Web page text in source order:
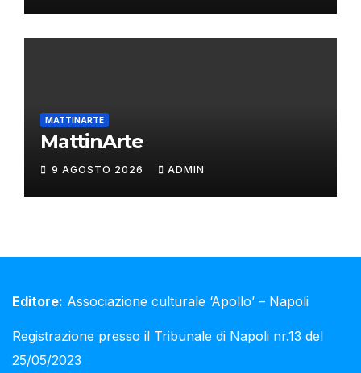
MATTINARTE
MattinArte
9 AGOSTO 2026 ADMIN
Editore: Associazione culturale ‘Apollo’ – Napoli
Registrazione presso il Tribunale di Napoli nr.13 del
25/05/2023